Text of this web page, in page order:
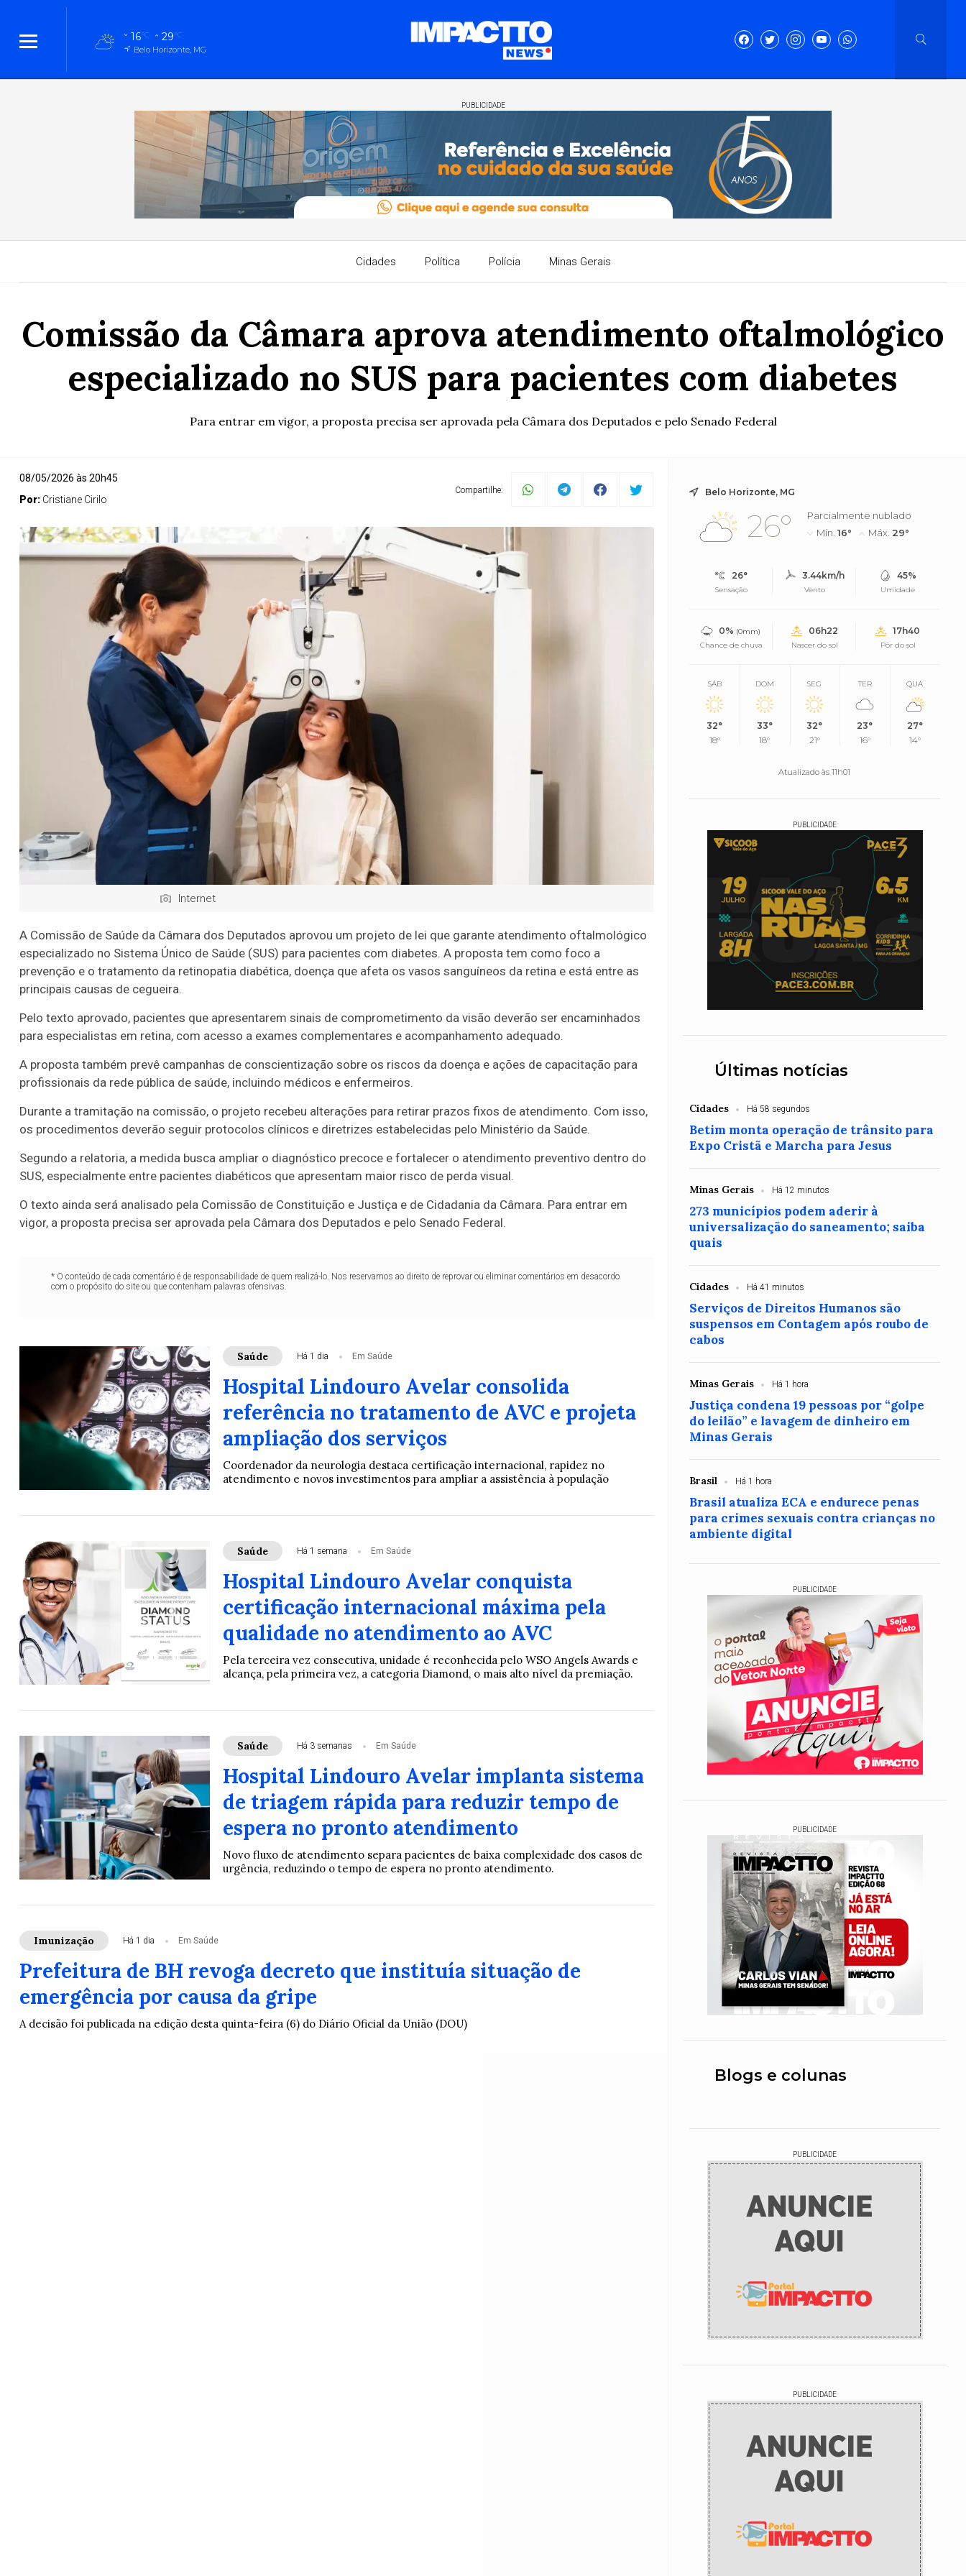
16°C 29°C
Belo Horizonte, MG
PUBLICIDADE
Cidades Política Polícia Minas Gerais
Comissão da Câmara aprova atendimento oftalmológico
especializado no SUS para pacientes com diabetes
Para entrar em vigor, a proposta precisa ser aprovada pela Câmara dos Deputados e pelo Senado Federal
08/05/2026 às 20h45
Por: Cristiane Cirilo
Compartilhe:
Internet
A Comissão de Saúde da Câmara dos Deputados aprovou um projeto de lei que garante atendimento oftalmológico
especializado no Sistema Único de Saúde (SUS) para pacientes com diabetes. A proposta tem como foco a
prevenção e o tratamento da retinopatia diabética, doença que afeta os vasos sanguíneos da retina e está entre as
principais causas de cegueira.
Pelo texto aprovado, pacientes que apresentarem sinais de comprometimento da visão deverão ser encaminhados
para especialistas em retina, com acesso a exames complementares e acompanhamento adequado.
A proposta também prevê campanhas de conscientização sobre os riscos da doença e ações de capacitação para
profissionais da rede pública de saúde, incluindo médicos e enfermeiros.
Durante a tramitação na comissão, o projeto recebeu alterações para retirar prazos fixos de atendimento. Com isso,
os procedimentos deverão seguir protocolos clínicos e diretrizes estabelecidas pelo Ministério da Saúde.
Segundo a relatoria, a medida busca ampliar o diagnóstico precoce e fortalecer o atendimento preventivo dentro do
SUS, especialmente entre pacientes diabéticos que apresentam maior risco de perda visual.
O texto ainda será analisado pela Comissão de Constituição e Justiça e de Cidadania da Câmara. Para entrar em
vigor, a proposta precisa ser aprovada pela Câmara dos Deputados e pelo Senado Federal.
* O conteúdo de cada comentário é de responsabilidade de quem realizá-lo. Nos reservamos ao direito de reprovar ou eliminar comentários em desacordo
com o propósito do site ou que contenham palavras ofensivas.
Saúde Há 1 dia Em Saúde
Hospital Lindouro Avelar consolida
referência no tratamento de AVC e projeta
ampliação dos serviços
Coordenador da neurologia destaca certificação internacional, rapidez no
atendimento e novos investimentos para ampliar a assistência à população
Saúde Há 1 semana Em Saúde
Hospital Lindouro Avelar conquista
certificação internacional máxima pela
qualidade no atendimento ao AVC
Pela terceira vez consecutiva, unidade é reconhecida pelo WSO Angels Awards e
alcança, pela primeira vez, a categoria Diamond, o mais alto nível da premiação.
Saúde Há 3 semanas Em Saúde
Hospital Lindouro Avelar implanta sistema
de triagem rápida para reduzir tempo de
espera no pronto atendimento
Novo fluxo de atendimento separa pacientes de baixa complexidade dos casos de
urgência, reduzindo o tempo de espera no pronto atendimento.
Imunização Há 1 dia Em Saúde
Prefeitura de BH revoga decreto que instituía situação de
emergência por causa da gripe
A decisão foi publicada na edição desta quinta-feira (6) do Diário Oficial da União (DOU)
Belo Horizonte, MG
26°
Parcialmente nublado
Mín.16° Máx. 29°
26°
Sensação
3.44km/h
Vento
45%
Umidade
0% (0mm)
Chance de chuva
06h22
Nascer do sol
17h40
Pôr do sol
SÁB
32°
18°
DOM
33°
18°
SEG
32°
21°
TER
23°
16°
QUA
27°
14°
Atualizado às 11h01
PUBLICIDADE
Últimas notícias
Cidades Há 58 segundos
Betim monta operação de trânsito para
Expo Cristã e Marcha para Jesus
Minas Gerais Há 12 minutos
273 municípios podem aderir à
universalização do saneamento; saiba
quais
Cidades Há 41 minutos
Serviços de Direitos Humanos são
suspensos em Contagem após roubo de
cabos
Minas Gerais Há 1 hora
Justiça condena 19 pessoas por “golpe
do leilão” e lavagem de dinheiro em
Minas Gerais
Brasil Há 1 hora
Brasil atualiza ECA e endurece penas
para crimes sexuais contra crianças no
ambiente digital
PUBLICIDADE
PUBLICIDADE
Blogs e colunas
PUBLICIDADE
PUBLICIDADE